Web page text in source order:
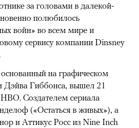
за головами в далекой-
полюбилось
войн» во всем мире и
сервису компании Dinsney
на графическом
Гиббонса, вышел 21
Создателем сериала
(«Остаться в живых»), а
и Аттикус Росс из Nine Inch